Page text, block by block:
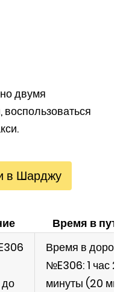
двумя
в Шарджу
Время в пути
до
Время в дороге
№E306: 1 час 2
минуты (20 мин